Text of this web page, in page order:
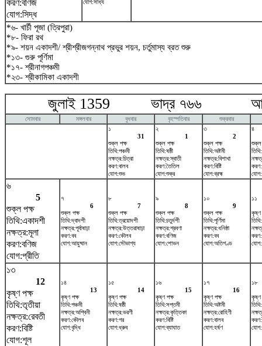
করণ:বণিজ
যোগ:সিদ্ধ
যোগ:সাধ্য
*৬- খার্চী পূজা (ত্রিপুরা)
*৮- ফিরা রথ
*৯- শয়ন একাদশী/ শ্রীশ্রীজগন্নাথ প্রভুর শয়ন, চর্তুমাস্য ব্রত শুরু
*১৩- গুরু পূর্ণিমা
*১৭- শ্রীনাগপঞ্চমী
*২৩- শ্রীকামিকা একাদশী
জুলাই 1359 ভাদ্র ৭৬৬
সোমবার মঙ্গলবার বুধবার বৃহস্পতিবার
শুক্রবার
১
31
শুক্ল পক্ষ
তিথি:পঞ্চমী
নক্ষত্র:চিত্রা
করণ:বালব
যোগ:শুভ
২
1
শুক্ল পক্ষ
তিথি:ষষ্ঠী
নক্ষত্র:স্বাতী
করণ:তৈতিল
যোগ:শুক্র
৩
2
শুক্ল পক্ষ
তিথি:অষ্টমী
নক্ষত্র:বিশাখা
করণ:বিষ্টি
যোগ:ব্রহ্ম
৪
শুক্ল
৬
5
শুক্ল পক্ষ
তিথি:একাদশী
নক্ষত্র:মূলা
করণ:বণিজ
যোগ:প্রীতি
৭
6
শুক্ল পক্ষ
তিথি:দ্বাদশী
নক্ষত্র:পূর্বাষাঢ়া
করণ:বব
যোগ:আয়ুষ্মান
৮
7
শুক্ল পক্ষ
তিথি:ত্রয়োদশী
নক্ষত্র:উত্তরাষাঢ়া
করণ:কৌলব
যোগ:সৌভাগ্য
৯
8
শুক্ল পক্ষ
তিথি:চতুর্দশী
নক্ষত্র:শ্রবণা
করণ:বণিজ
যোগ:শোভন
১০
9
শুক্ল পক্ষ
তিথি:পূর্ণিমা
নক্ষত্র:ধনিষ্ঠা
করণ:বব
যোগ:অতিগণ্ড
১১
কৃষ্ণ
১৩
12
কৃষ্ণ পক্ষ
তিথি:তৃতীয়া
নক্ষত্র:রেবতী
করণ:বিষ্টি
যোগ:শূল
১৪
13
কৃষ্ণ পক্ষ
তিথি:পঞ্চমী
নক্ষত্র:অশ্বিনী
করণ:কৌলব
যোগ:বৃদ্ধি
১৫
14
কৃষ্ণ পক্ষ
তিথি:ষষ্ঠী
নক্ষত্র:ভরণী
করণ:গর
যোগ:ধ্রুব
১৬
15
কৃষ্ণ পক্ষ
তিথি:সপ্তমী
নক্ষত্র:কৃত্তিকা
করণ:বিষ্টি
যোগ:ব্যাঘাত
১৭
16
কৃষ্ণ পক্ষ
তিথি:অষ্টমী
নক্ষত্র:রোহিণী
করণ:বালব
যোগ:হর্ষণ
১৮
কৃষ্ণ